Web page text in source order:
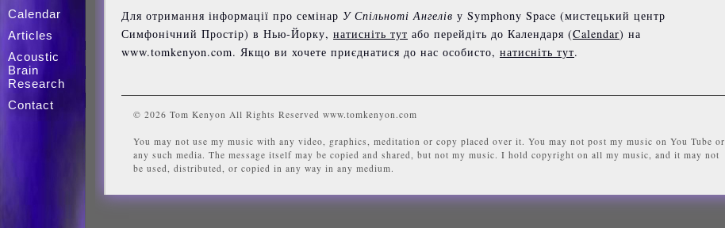
Calendar
Articles
Acoustic
Brain
Research
Contact
Для отримання інформації про семінар У Спільноті Ангелів у Symphony Space (мистецький центр
Симфонічний Простір) в Нью-Йорку, натисніть тут або перейдіть до Календаря (Calendar) на
www.tomkenyon.com. Якщо ви хочете приєднатися до нас особисто, натисніть тут.
© 2026 Tom Kenyon All Rights Reserved www.tomkenyon.com
You may not use my music with any video, graphics, meditation or copy placed over it. You may not post my music on You Tube or
any such media. The message itself may be copied and shared, but not my music. I hold copyright on all my music, and it may not
be used, distributed, or copied in any way in any medium.